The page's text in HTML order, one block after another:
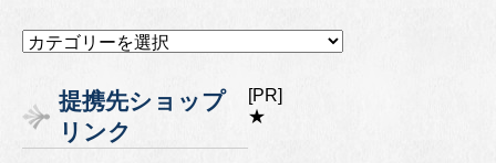
カ
リ
ー
提携先ショップ
リンク
[PR]
★